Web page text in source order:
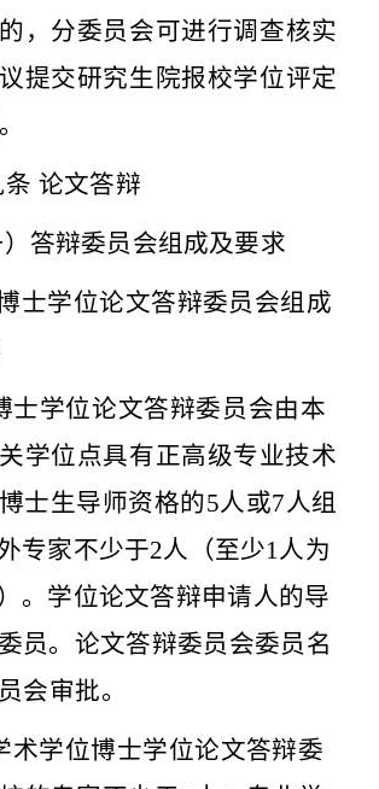
，分委员会可进行调查核实
提交研究生院报校学位评定
条 论文答辩
）答辩委员会组成及要求
士学位论文答辩委员会组成
士学位论文答辩委员会由本
学位点具有正高级专业技术
士生导师资格的5人或7人组
专家不少于2人（至少1 人为
。学位论文答辩申请人的导
员。论文答辩委员会委员名
会审批。
术学位博士学位论文答辩委